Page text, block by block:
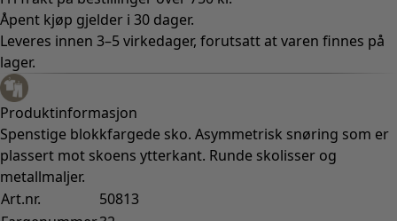
Handle stilen
Klassisk interiør i bondestil
Gammeldags interiør
Landlig interiør
Lekent interiør
Fargeglad interiør
Blomstrete interiør
Natur
Bohemsk interiør
Skandinavisk interiør